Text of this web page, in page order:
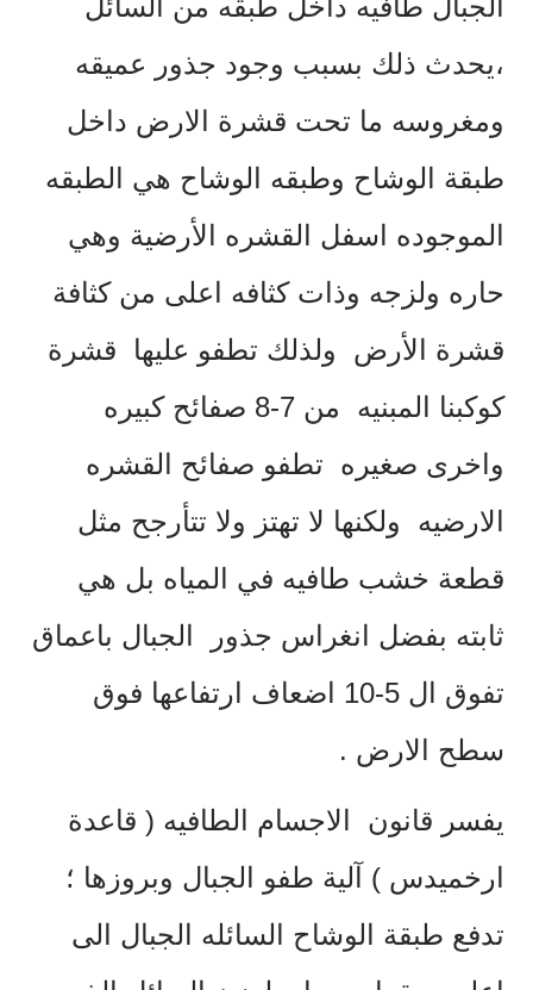
الجبال طافيه داخل طبقه من السائل
،يحدث ذلك بسبب وجود جذور عميقه
ومغروسه ما تحت قشرة الارض داخل
طبقة الوشاح وطبقه الوشاح هي الطبقه
الموجوده اسفل القشره الأرضية وهي
حاره ولزجه وذات كثافه اعلى من كثافة
قشرة الأرض ولذلك تطفو عليها قشرة
كوكبنا المبنيه من 7-8 صفائح كبيره
واخرى صغيره تطفو صفائح القشره
الارضيه ولكنها لا تهتز ولا تتأرجح مثل
قطعة خشب طافيه في المياه بل هي
ثابته بفضل انغراس جذور الجبال باعماق
تفوق ال 5-10 اضعاف ارتفاعها فوق
سطح الارض .
يفسر قانون الاجسام الطافيه ( قاعدة
ارخميدس ) آلية طفو الجبال وبروزها ؛
تدفع طبقة الوشاح السائله الجبال الى